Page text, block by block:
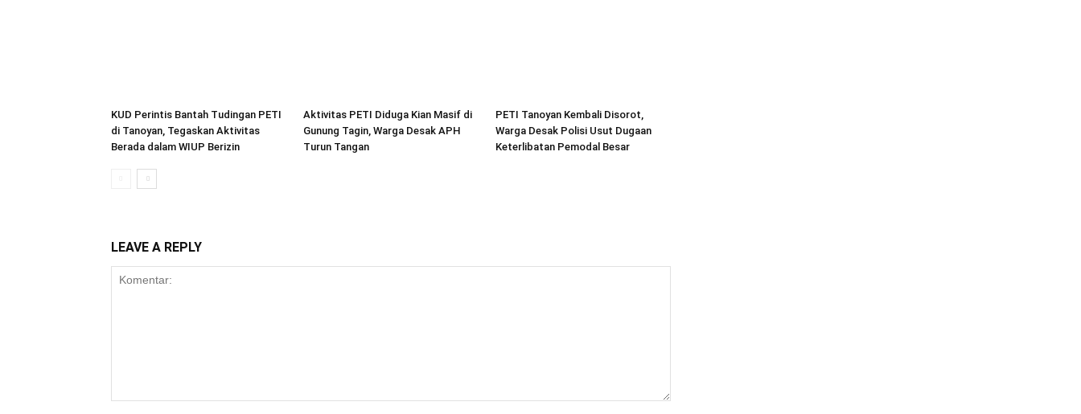
KUD Perintis Bantah Tudingan PETI
di Tanoyan, Tegaskan Aktivitas
Berada dalam WIUP Berizin
Aktivitas PETI Diduga Kian Masif di
Gunung Tagin, Warga Desak APH
Turun Tangan
PETI Tanoyan Kembali Disorot,
Warga Desak Polisi Usut Dugaan
Keterlibatan Pemodal Besar
LEAVE A REPLY